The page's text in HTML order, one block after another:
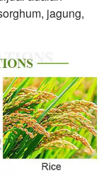
jagung,